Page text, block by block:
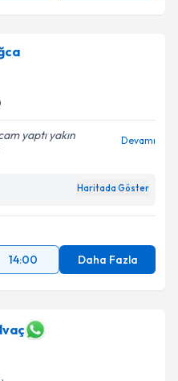
yaptı yakın
Devamı
Haritada Göster
14:00 Daha Fazla